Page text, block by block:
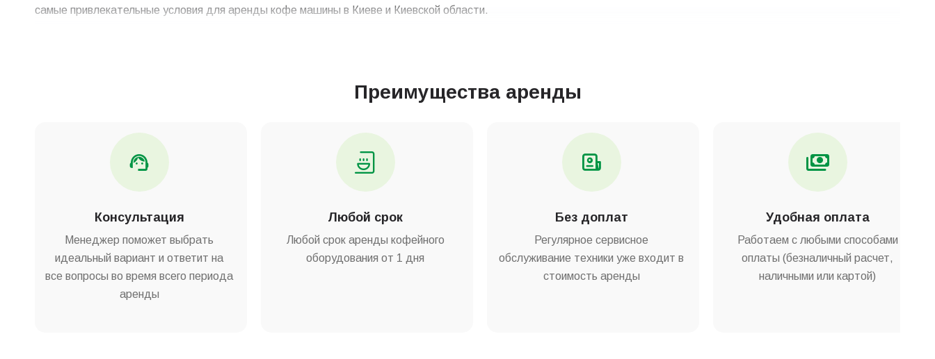
самые привлекательные условия для аренды кофе машины в Киеве и Киевской области.
Преимущества аренды
Консультация
Менеджер поможет выбрать
идеальный вариант и ответит на
все вопросы во время всего периода
аренды
Любой срок
Любой срок аренды кофейного
оборудования от 1 дня
Без доплат
Регулярное сервисное
обслуживание техники уже входит в
стоимость аренды
Удобная оплата
Работаем с любыми способами
оплаты (безналичный расчет,
наличными или картой)